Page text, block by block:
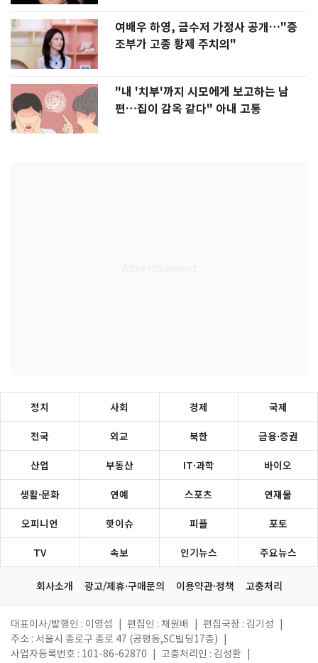
여배우 하영, 금수저 가정사 공개…"증
조부가 고종 황제 주치의"
"내 '치부'까지 시모에게 보고하는 남
편…집이 감옥 같다" 아내 고통
정치 사회 경제 국제
전국 외교 북한 금융·증권
산업 부동산 IT·과학 바이오
생활·문화 연예 스포츠 연재물
오피니언 핫이슈 피플 포토
TV 속보 인기뉴스 주요뉴스
회사소개 광고/제휴·구매문의 이용약관·정책 고충처리
대표이사/발행인 : 이영섭 편집인 : 채원배 편집국장 : 김기성
주소 : 서울시 종로구 종로 47 (공평동,SC빌딩17층)
사업자등록번호 : 101-86-62870
고충처리인 : 김성환